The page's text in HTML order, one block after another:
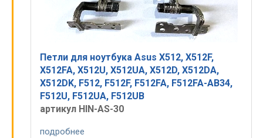
Петли для ноутбука Asus X512, X512F,
X512FA, X512U, X512UA, X512D, X512DA,
X512DK, F512, F512F, F512FA, F512FA-AB34,
F512U, F512UA, F512UB
артикул HIN-AS-30
подробнее